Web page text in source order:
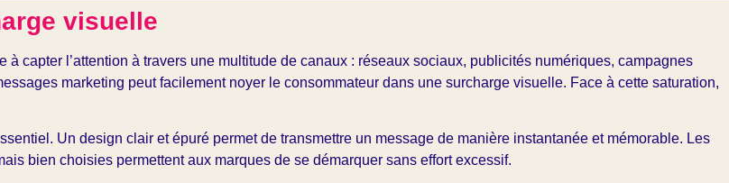
visuelle
capter l’attention à travers une multitude de canaux : réseaux sociaux, publicités numériques, campagnes
marketing peut facilement noyer le consommateur dans une surcharge visuelle. Face à cette saturation,
Un design clair et épuré permet de transmettre un message de manière instantanée et mémorable. Les
bien choisies permettent aux marques de se démarquer sans effort excessif.